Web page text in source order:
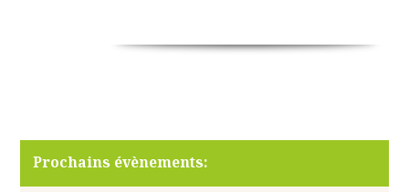
Prochains évènements: